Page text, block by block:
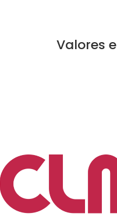
Valores